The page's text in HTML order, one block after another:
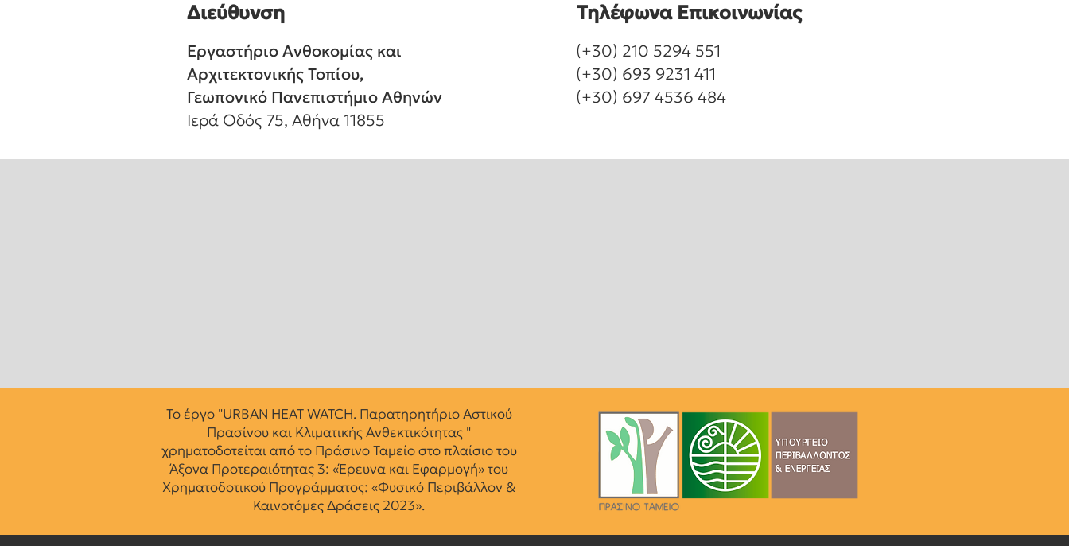
Διεύθυνση
Εργαστήριο Ανθοκομίας και
Αρχιτεκτονικής Τοπίου,
Γεωπονικό Πανεπιστήμιο Αθηνών
Ιερά Οδός 75, Αθήνα 11855
Τηλέφωνα Επικοινωνίας
(+30) 210 5294 551
(+30) 693 9231 411
(+30) 697 4536 484
Το έργο "URBAN HEAT WATCH. Παρατηρητήριο Αστικού
Πρασίνου και Κλιματικής Ανθεκτικότητας "
χρηματοδοτείται από το Πράσινο Ταμείο στο πλαίσιο του
Άξονα Προτεραιότητας 3: «Έρευνα και Εφαρμογή» του
Χρηματοδοτικού Προγράμματος: «Φυσικό Περιβάλλον &
Καινοτόμες Δράσεις 2023».